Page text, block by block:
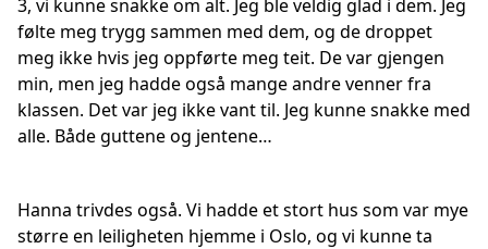
3, vi kunne snakke om alt. Jeg ble veldig glad i dem. Jeg
følte meg trygg sammen med dem, og de droppet
meg ikke hvis jeg oppførte meg teit. De var gjengen
min, men jeg hadde også mange andre venner fra
klassen. Det var jeg ikke vant til. Jeg kunne snakke med
alle. Både guttene og jentene…
Hanna trivdes også. Vi hadde et stort hus som var mye
større en leiligheten hjemme i Oslo, og vi kunne ta